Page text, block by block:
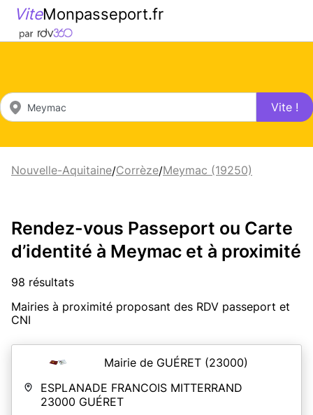
ViteMonpasseport.fr
Vite !
Nouvelle-Aquitaine/Corrèze/Meymac (19250)
Rendez-vous Passeport ou Carte
d’identité à Meymac et à proximité
98 résultats
Mairies à proximité proposant des RDV passeport et
CNI
Mairie de GUÉRET (23000)
ESPLANADE FRANCOIS MITTERRAND
23000 GUÉRET